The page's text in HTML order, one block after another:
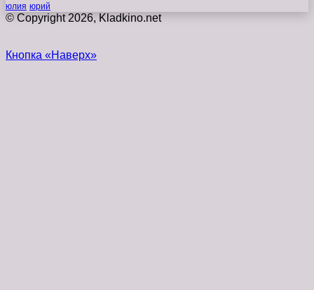
юлия юрий
© Copyright 2026, Kladkino.net
Кнопка «Наверх»